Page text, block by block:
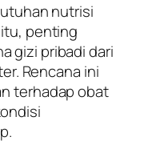
nutrisi
penting
gizi pribadi dari
Rencana ini
terhadap obat